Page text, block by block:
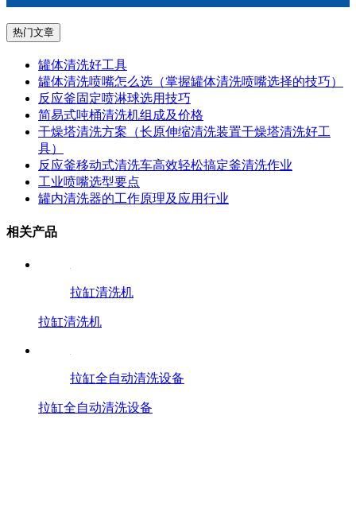
热门文章
罐体清洗好工具
罐体清洗喷嘴怎么选（掌握罐体清洗喷嘴选择的技巧）
反应釜固定喷淋球选用技巧
简易式吨桶清洗机组成及价格
干燥塔清洗方案（长原伸缩清洗装置干燥塔清洗好工
具）
反应釜移动式清洗车高效轻松搞定釜清洗作业
工业喷嘴选型要点
罐内清洗器的工作原理及应用行业
相关产品
拉缸清洗机
拉缸清洗机
拉缸全自动清洗设备
拉缸全自动清洗设备